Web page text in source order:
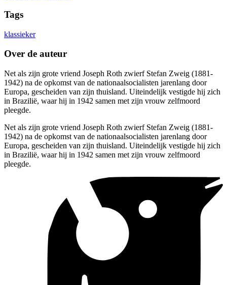
Tags
klassieker
Over de auteur
Net als zijn grote vriend Joseph Roth zwierf Stefan Zweig (1881-
1942) na de opkomst van de nationaalsocialisten jarenlang door
Europa, gescheiden van zijn thuisland. Uiteindelijk vestigde hij zich
in Brazilië, waar hij in 1942 samen met zijn vrouw zelfmoord
pleegde.
Net als zijn grote vriend Joseph Roth zwierf Stefan Zweig (1881-
1942) na de opkomst van de nationaalsocialisten jarenlang door
Europa, gescheiden van zijn thuisland. Uiteindelijk vestigde hij zich
in Brazilië, waar hij in 1942 samen met zijn vrouw zelfmoord
pleegde.